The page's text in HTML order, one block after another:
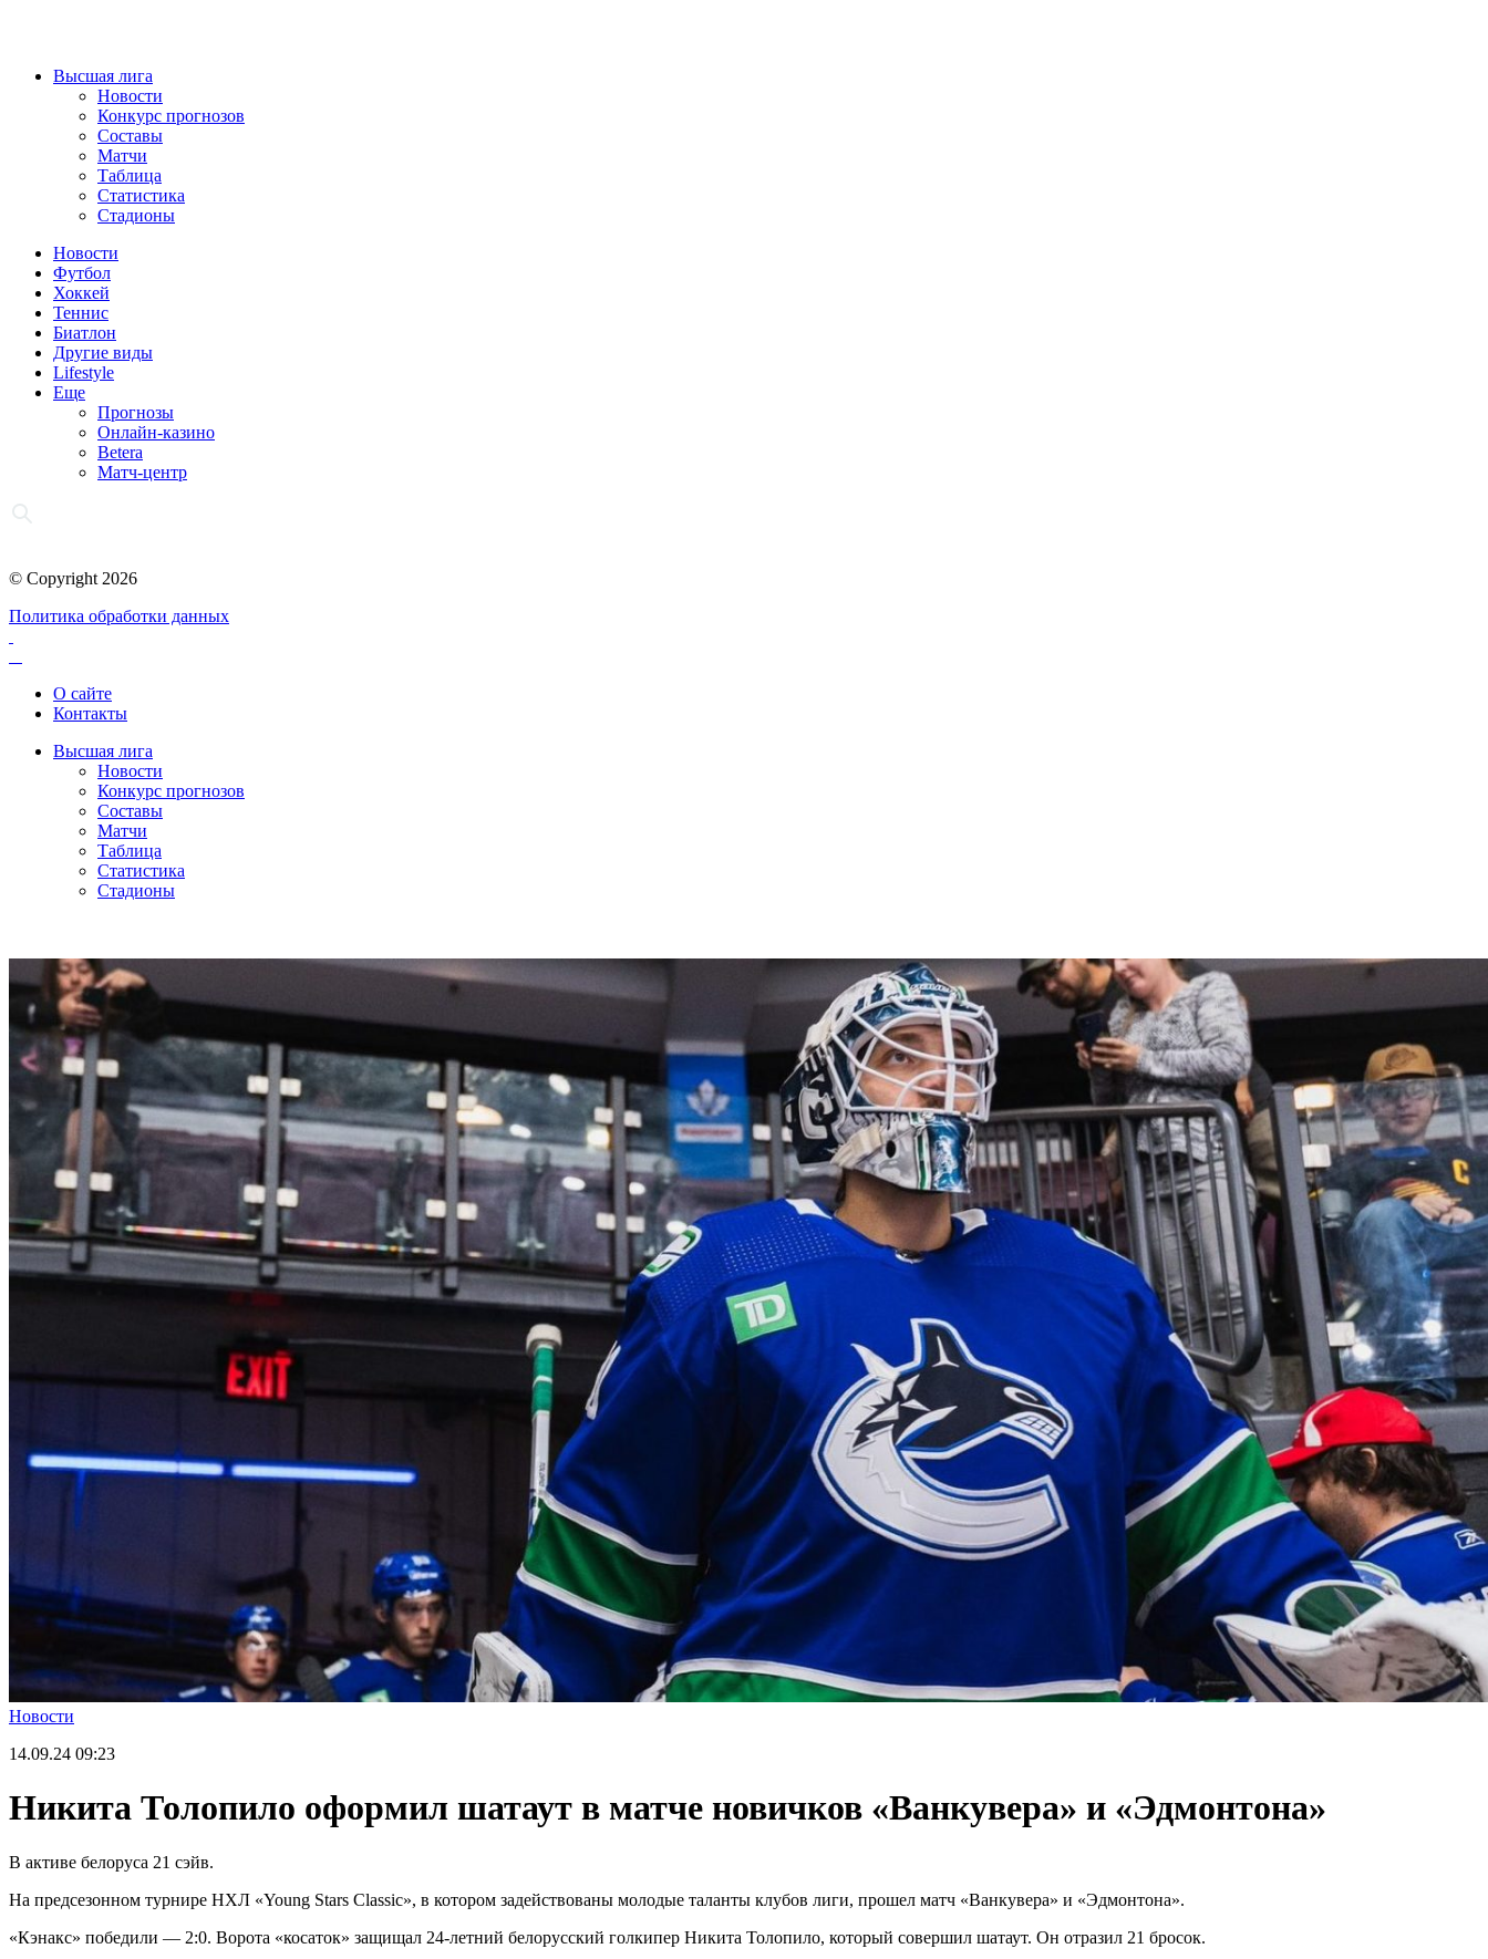
Высшая лига
Новости
Конкурс прогнозов
Составы
Матчи
Таблица
Статистика
Стадионы
Новости
Футбол
Хоккей
Теннис
Биатлон
Другие виды
Lifestyle
Еще
Прогнозы
Онлайн-казино
Betera
Матч-центр
© Copyright 2026
Политика обработки данных
О сайте
Контакты
Высшая лига
Новости
Конкурс прогнозов
Составы
Матчи
Таблица
Статистика
Стадионы
Новости
14.09.24 09:23
Никита Толопило оформил шатаут в матче новичков «Ванкувера» и «Эдмонтона»
В активе белоруса 21 сэйв.
На предсезонном турнире НХЛ «Young Stars Classic», в котором задействованы молодые таланты клубов лиги, прошел матч «Ванкувера» и «Эдмонтона».
«Кэнакс» победили — 2:0. Ворота «косаток» защищал 24-летний белорусский голкипер Никита Толопило, который совершил шатаут. Он отразил 21 бросок.